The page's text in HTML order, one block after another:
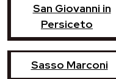
San Giovanni in
Persiceto
Sasso Marconi